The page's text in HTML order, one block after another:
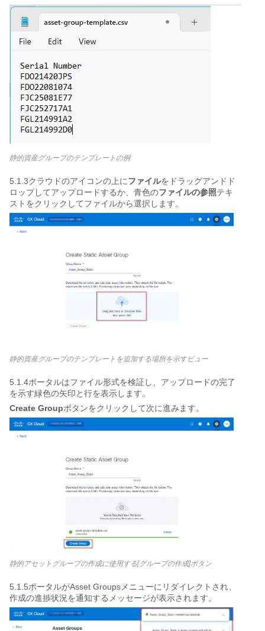
静的資産グループのテンプレートの例
5.1.3クラウドのアイコンの上にファイルをドラッグアンドド
ロップしてアップロードするか、青色のファイルの参照テキ
ストをクリックしてファイルから選択します。
静的資産グループのテンプレートを追加する場所を示すビュー
5.1.4ポータルはファイル形式を検証し、アップロードの完了
を示す緑色の矢印と行を表示します。
Create Groupボタンをクリックして次に進みます。
静的アセットグループの作成に使用する[グループの作成]ボタン
5.1.5ポータルがAsset Groupsメニューにリダイレクトされ、
作成の進捗状況を通知するメッセージが表示されます。